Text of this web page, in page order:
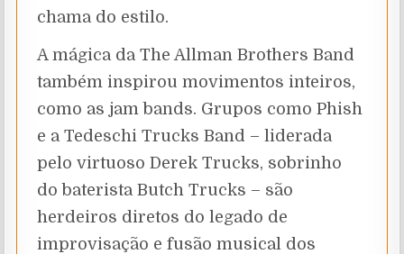
chama do estilo.
A mágica da The Allman Brothers Band
também inspirou movimentos inteiros,
como as jam bands. Grupos como Phish
e a Tedeschi Trucks Band – liderada
pelo virtuoso Derek Trucks, sobrinho
do baterista Butch Trucks – são
herdeiros diretos do legado de
improvisação e fusão musical dos